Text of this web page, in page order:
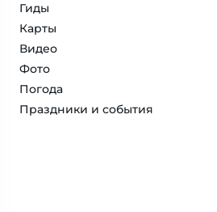
Гиды
Карты
Видео
Фото
Погода
Праздники и события